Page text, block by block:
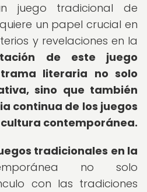
juego tradicional de
un papel crucial en
y revelaciones en la
de este juego
literaria no solo
sino que también
continua de los juegos
contemporánea.
tradicionales en la
no solo
con las tradiciones